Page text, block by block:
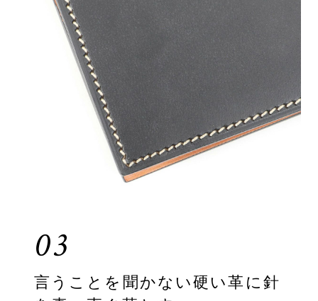
03
言うことを聞かない硬い革に針